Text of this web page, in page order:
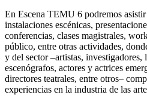
En Escena TEMU 6 podremos
instalaciones escénicas,
conferencias, clases magistrales,
público, entre otras actividades,
y del sector –artistas,
escenógrafos, actores y actrices
directores teatrales, entre otros–
experiencias en la industria de las